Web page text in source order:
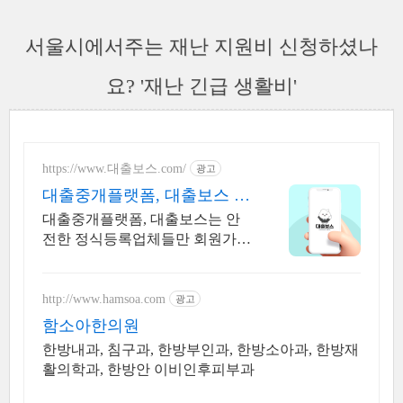
서울시에서주는 재난 지원비 신청하셨나
요? '재난 긴급 생활비'
https://www.대출보스.com/ 광고
대출중개플랫폼, 대출보스 믿
을수 있는 대출업체 찾기!
대출중개플랫폼, 대출보스는 안
전한 정식등록업체들만 회원가입
에서 나에게 맞는 대출업체 안내
받기
http://www.hamsoa.com 광고
함소아한의원
한방내과, 침구과, 한방부인과, 한방소아과, 한방재
활의학과, 한방안 이비인후피부과